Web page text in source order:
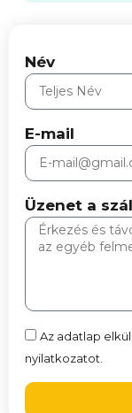
Név
E-mail
Üzenet a
Az adatlap
nyilatkozatot.